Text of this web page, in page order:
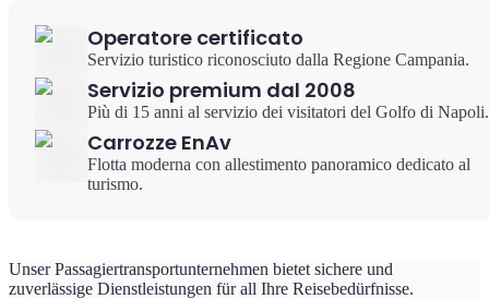
Operatore certificato
Servizio turistico riconosciuto dalla Regione Campania.
Servizio premium dal 2008
Più di 15 anni al servizio dei visitatori del Golfo di Napoli.
Carrozze EnAv
Flotta moderna con allestimento panoramico dedicato al
turismo.
Unser Passagiertransportunternehmen bietet sichere und
zuverlässige Dienstleistungen für all Ihre Reisebedürfnisse.